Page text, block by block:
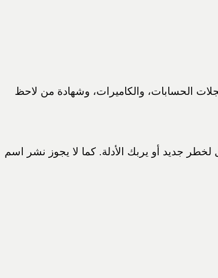
الحسابات، والكاميرات، وشهادة من لاحظ
جديد أو يربك الأدلة. كما لا يجوز نشر اسم